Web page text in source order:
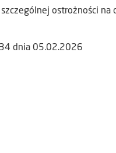
ostrożności
dnia 05.02.2026